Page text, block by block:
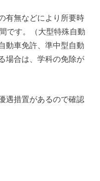
有無などにより所要時
です。（大型特殊自動
動車免許、準中型自動
場合は、学科の免除が
遇措置があるので確認